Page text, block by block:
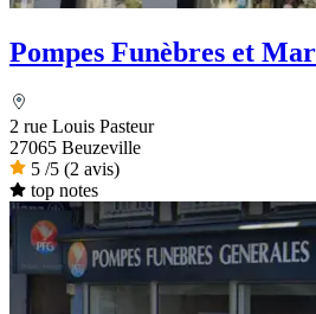
Pompes Funèbres et
2 rue Louis Pasteur
27065 Beuzeville
5 /5 (2 avis)
top notes